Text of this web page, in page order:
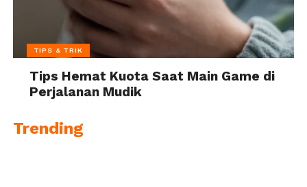
TIPS & TRIK
Tips Hemat Kuota Saat Main Game di
Perjalanan Mudik
Trending